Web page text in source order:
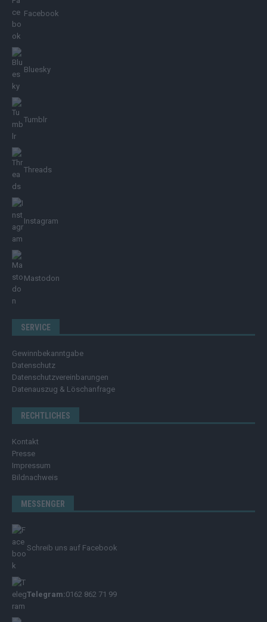
Facebook
Bluesky
Tumblr
Threads
Instagram
Mastodon
SERVICE
Gewinnbekanntgabe
Datenschutz
Datenschutzvereinbarungen
Datenauszug & Löschanfrage
RECHTLICHES
Kontakt
Presse
Impressum
Bildnachweis
MESSENGER
Schreib uns auf Facebook
Telegram:0162 862 71 99